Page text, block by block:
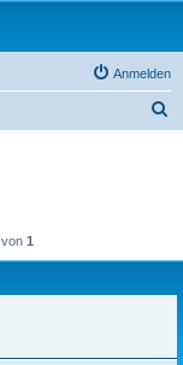
Anmelden
von 1